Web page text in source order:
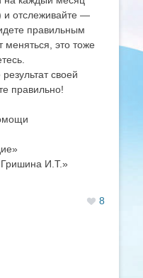
и отслеживайте —
правильным
меняться, это тоже
своей
правильно!
И.Т.»
8